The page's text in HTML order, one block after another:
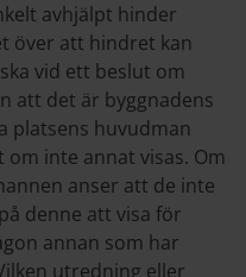
avhjälpt hinder
över att hindret kan
vid ett beslut om
att det är byggnadens
platsens huvudman
inte annat visas. Om
anser att de inte
denne att visa för
annan som har
utredning eller